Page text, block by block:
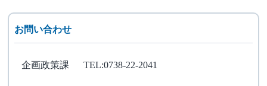
お問い合わせ
企画政策課 TEL:0738-22-2041